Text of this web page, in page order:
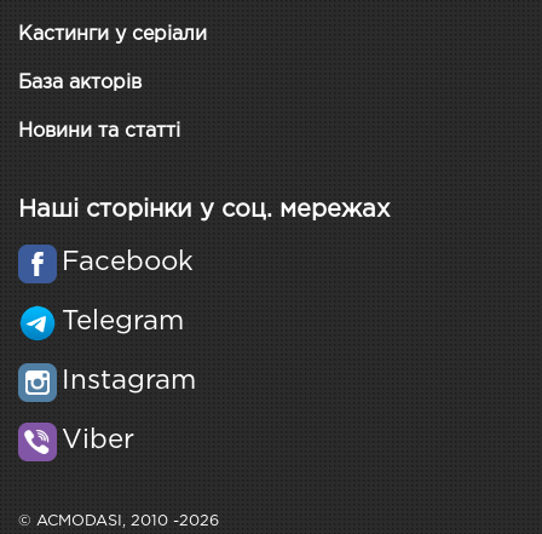
Кастинги у серіали
База акторів
Новини та статті
Наші сторінки у соц. мережах
Facebook
Telegram
Instagram
Viber
© ACMODASI, 2010 -2026